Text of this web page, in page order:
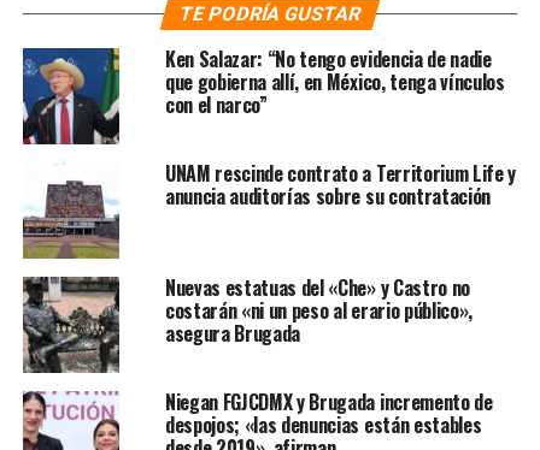
nosotros, al pueblo de México. Y el pueblo de México en
su gran mayoría está con el movimiento de
transformación”, agregó la exmandataria capitalina.
Te puede interesar:
iniciará gira nacional para tomar
protesta a comités de defensa y
promoción de la 4T
Por su parte, Mario Delgado Carrillo, presidente
nacional de Morena, sostuvo que la esperanza no es una
máscara que se pueda poner cualquiera. Al respecto,
argumentó que ese sentimiento es precisamente el que
TE PODRÍA GUSTAR
Ken Salazar: “No tengo evidencia de nadie
que gobierna allí, en México, tenga vínculos
con el narco”
UNAM rescinde contrato a Territorium Life y
anuncia auditorías sobre su contratación
Nuevas estatuas del «Che» y Castro no
costarán «ni un peso al erario público»,
asegura Brugada
Niegan FGJCDMX y Brugada incremento de
despojos; «las denuncias están estables